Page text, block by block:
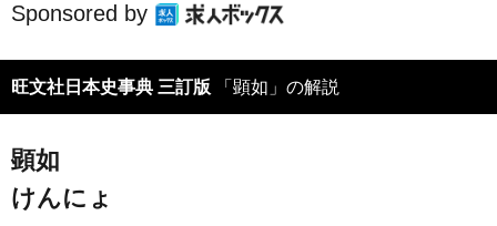
Sponsored by
旺文社日本史事典 三訂版 「顕如」の解説
顕如
けんにょ